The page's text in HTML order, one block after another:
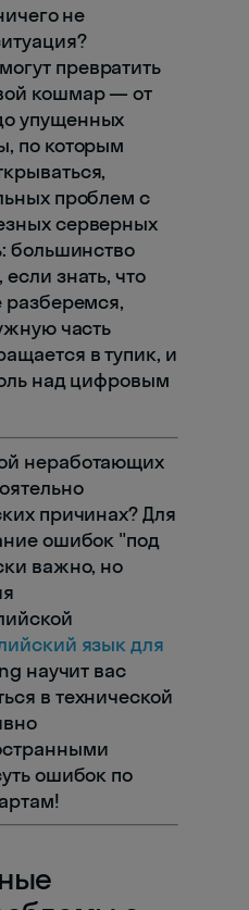
не
превратить
кошмар — от
упущенных
по которым
проблем с
серверных
большинство
знать, что
разберемся,
часть
в тупик, и
над цифровым
неработающих
причинах? Для
ошибок "под
важно, но
язык для
научит вас
в технической
ошибок по